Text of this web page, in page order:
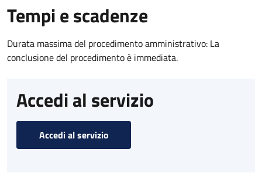
Tempi e scadenze
Durata massima del procedimento amministrativo: La
conclusione del procedimento è immediata.
Accedi al servizio
Accedi al servizio